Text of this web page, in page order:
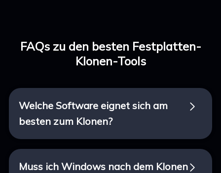
FAQs zu den besten Festplatten-
Klonen-Tools
Welche Software eignet sich am
besten zum Klonen?
Muss ich Windows nach dem Klonen